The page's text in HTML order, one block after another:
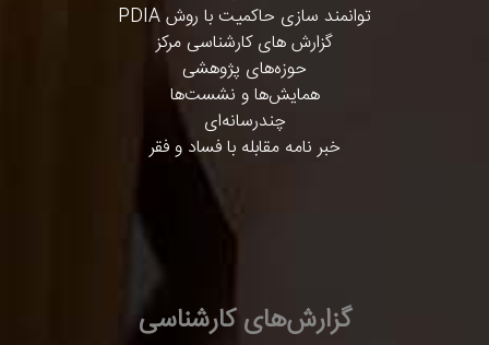
توانمند سازی حاکمیت با روش PDIA
گزارش های کارشناسی مرکز
حوزه‌های پژوهشی
همایش‌ها و نشست‌ها
چندرسانه‌ای
خبر نامه مقابله با فساد و فقر
گزارش‌های کارشناسی